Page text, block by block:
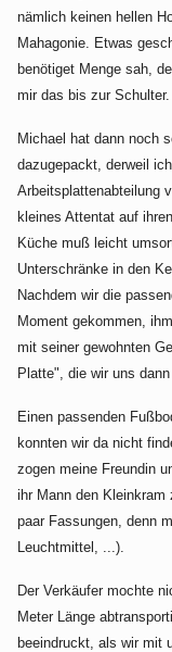
nämlich keinen hellen
Mahagonie. Etwas
benötiget Menge sah,
mir das bis zur Schulter.
Michael hat dann noch
dazugepackt, derweil
Arbeitsplattenabteilung
kleines Attentat auf
Küche muß leicht
Unterschränke in den
Nachdem wir die
Moment gekommen,
mit seiner gewohnten
Platte", die wir uns
Einen passenden
konnten wir da nicht
zogen meine Freundin
ihr Mann den Kleinkram
paar Fassungen, denn
Leuchtmittel, ...).
Der Verkäufer mochte
Meter Länge
beeindruckt, als wir mit